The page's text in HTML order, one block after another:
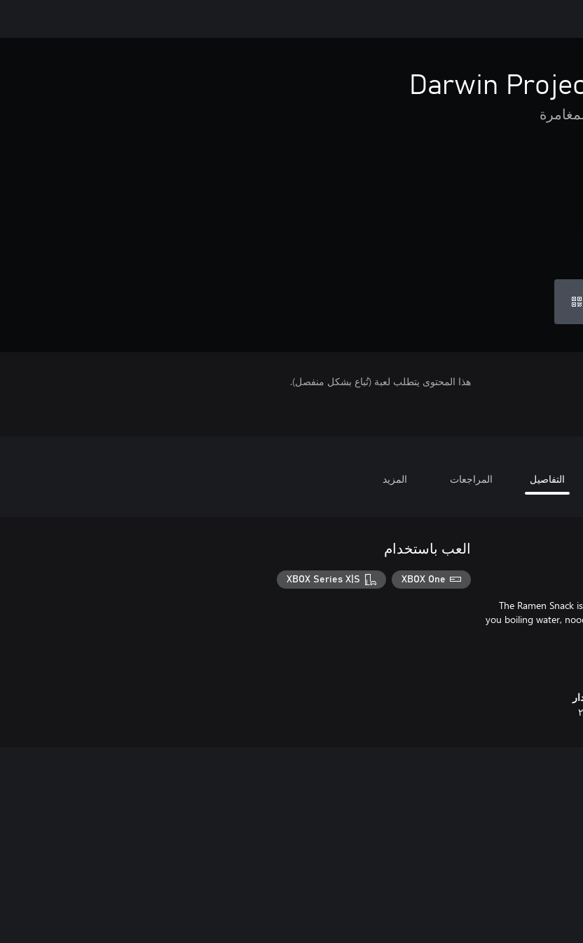
Darwin
هذا المحتوى يتطلب لعبة (تُباع بشكل منفصل).
التفاصيل المراجعات المزيد
The Ramen Snack
you boiling water,
العب باستخدام
XBOX One
XBOX Series X|S